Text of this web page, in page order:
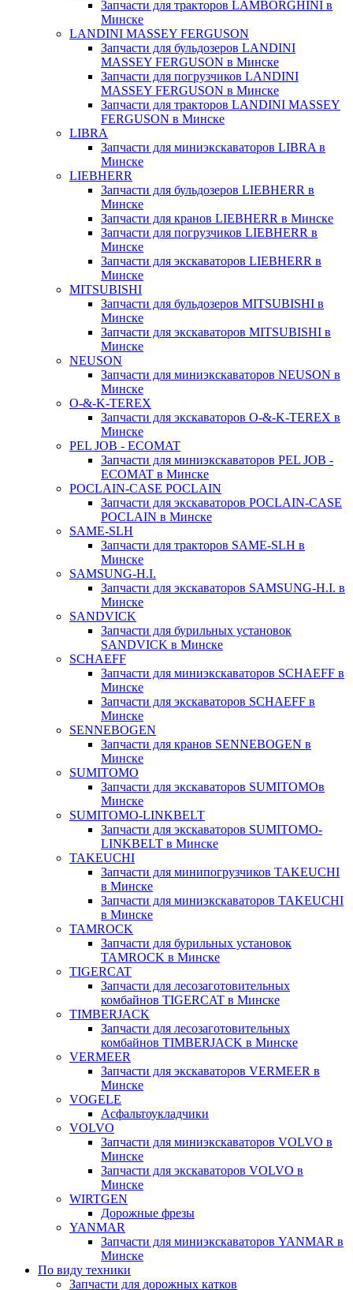
Запчасти для тракторов LAMBORGHINI в
Минске
LANDINI MASSEY FERGUSON
Запчасти для бульдозеров LANDINI
MASSEY FERGUSON в Минске
Запчасти для погрузчиков LANDINI
MASSEY FERGUSON в Минске
Запчасти для тракторов LANDINI MASSEY
FERGUSON в Минске
LIBRA
Запчасти для миниэкскаваторов LIBRA в
Минске
LIEBHERR
Запчасти для бульдозеров LIEBHERR в
Минске
Запчасти для кранов LIEBHERR в Минске
Запчасти для погрузчиков LIEBHERR в
Минске
Запчасти для экскаваторов LIEBHERR в
Минске
MITSUBISHI
Запчасти для бульдозеров MITSUBISHI в
Минске
Запчасти для экскаваторов MITSUBISHI в
Минске
NEUSON
Запчасти для миниэкскаваторов NEUSON в
Минске
O-&-K-TEREX
Запчасти для экскаваторов O-&-K-TEREX в
Минске
PEL JOB - ECOMAT
Запчасти для миниэкскаваторов PEL JOB -
ECOMAT в Минске
POCLAIN-CASE POCLAIN
Запчасти для экскаваторов POCLAIN-CASE
POCLAIN в Минске
SAME-SLH
Запчасти для тракторов SAME-SLH в
Минске
SAMSUNG-H.I.
Запчасти для экскаваторов SAMSUNG-H.I. в
Минске
SANDVICK
Запчасти для бурильных установок
SANDVICK в Минске
SCHAEFF
Запчасти для миниэкскаваторов SCHAEFF в
Минске
Запчасти для экскаваторов SCHAEFF в
Минске
SENNEBOGEN
Запчасти для кранов SENNEBOGEN в
Минске
SUMITOMO
Запчасти для экскаваторов SUMITOMOв
Минске
SUMITOMO-LINKBELT
Запчасти для экскаваторов SUMITOMO-
LINKBELT в Минске
TAKEUCHI
Запчасти для минипогрузчиков TAKEUCHI
в Минске
Запчасти для миниэкскаваторов TAKEUCHI
в Минске
TAMROCK
Запчасти для бурильных установок
TAMROCK в Минске
TIGERCAT
Запчасти для лесозаготовительных
комбайнов TIGERCAT в Минске
TIMBERJACK
Запчасти для лесозаготовительных
комбайнов TIMBERJACK в Минске
VERMEER
Запчасти для экскаваторов VERMEER в
Минске
VOGELE
Асфальтоукладчики
VOLVO
Запчасти для миниэкскаваторов VOLVO в
Минске
Запчасти для экскаваторов VOLVO в
Минске
WIRTGEN
Дорожные фрезы
YANMAR
Запчасти для миниэкскаваторов YANMAR в
Минске
По виду техники
Запчасти для дорожных катков